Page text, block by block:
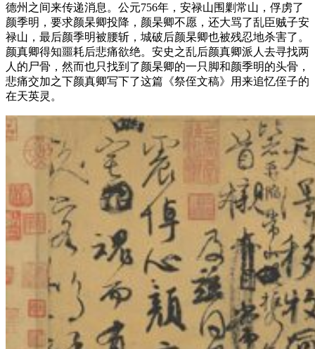
德州之间来传递消息。公元756年，安禄山围剿常山，俘虏了
颜季明，要求颜杲卿投降，颜杲卿不愿，还大骂了乱臣贼子安
禄山，最后颜季明被腰斩，城破后颜杲卿也被残忍地杀害了。
颜真卿得知噩耗后悲痛欲绝。安史之乱后颜真卿派人去寻找两
人的尸骨，然而也只找到了颜杲卿的一只脚和颜季明的头骨，
悲痛交加之下颜真卿写下了这篇《祭侄文稿》用来追忆侄子的
在天英灵。